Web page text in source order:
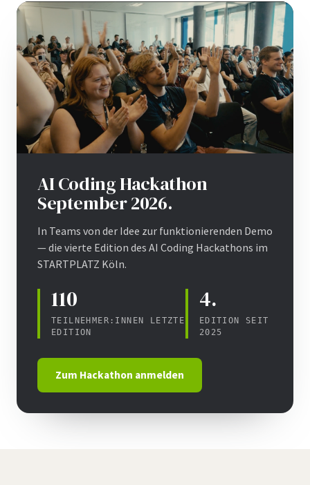
AI Coding Hackathon
September 2026.
In Teams von der Idee zur funktionierenden Demo
— die vierte Edition des AI Coding Hackathons im
STARTPLATZ Köln.
110
TEILNEHMER:INNEN LETZTE
EDITION
4.
EDITION SEIT
2025
Zum Hackathon anmelden